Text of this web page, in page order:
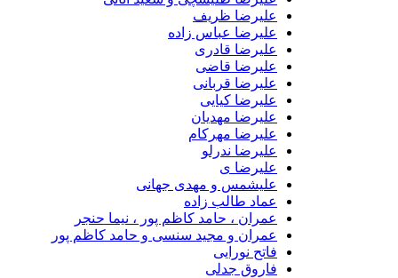
علیرضا ظریف
علیرضا عباس زاده
علیرضا قادری
علیرضا قاضی
علیرضا قربانی
علیرضا کیایی
علیرضا مهدیان
علیرضا مهرکام
علیرضا ندرلو
علیرضا ی
علیشمس و مهدی جهانی
عماد طالب زاده
عمران ، حامد کاظم پور ، نیما حنجر
عمران و مجید سنسی و حامد کاظم پور
فاتح نورایی
فاروق جدلی